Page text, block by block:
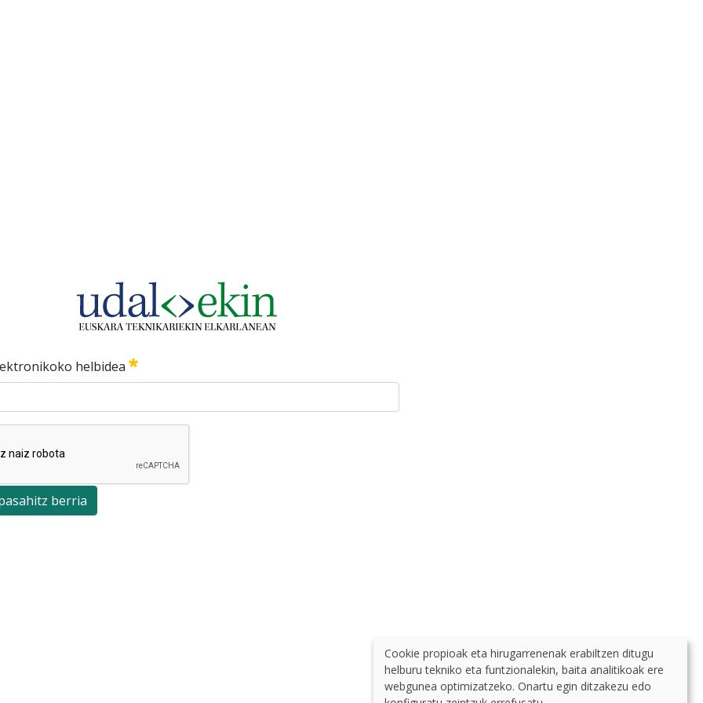
helbidea
berria
Cookie propioak eta hirugarrenenak erabiltzen ditugu
helburu tekniko eta funtzionalekin, baita analitikoak ere
webgunea optimizatzeko. Onartu egin ditzakezu edo